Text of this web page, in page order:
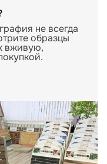
не всегда
образцы
вживую,